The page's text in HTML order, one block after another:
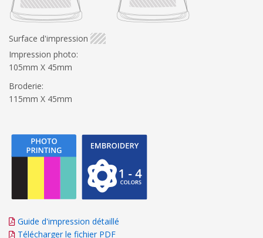
Surface d'impression
Impression photo:
105mm X 45mm
Broderie:
115mm X 45mm
Guide d'impression détaillé
Télécharger le fichier PDF